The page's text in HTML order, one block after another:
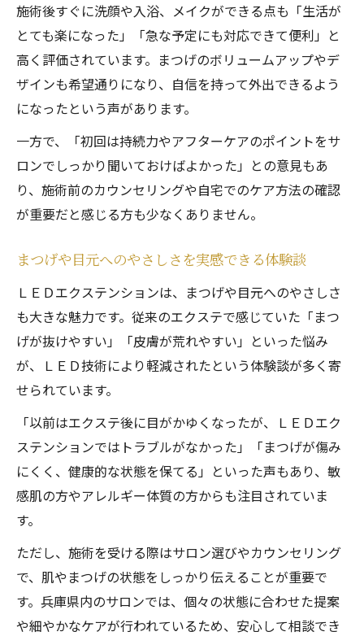
兵庫県の人気サロンで選ばれる理由を解説
ＬＥＤエクステンションの幅広いデザイン
力
アクセス便利なサロンの選び方とポイント
体験
美容サロン選びで知っておきたい基準
施術後すぐに洗顔や入浴、メイクができる点も「生活が
とても楽になった」「急な予定にも対応できて便利」と
高く評価されています。まつげのボリュームアップやデ
ザインも希望通りになり、自信を持って外出できるよう
になったという声があります。
一方で、「初回は持続力やアフターケアのポイントをサ
ロンでしっかり聞いておけばよかった」との意見もあ
り、施術前のカウンセリングや自宅でのケア方法の確認
が重要だと感じる方も少なくありません。
まつげや目元へのやさしさを実感できる体験談
ＬＥＤエクステンションは、まつげや目元へのやさしさ
も大きな魅力です。従来のエクステで感じていた「まつ
げが抜けやすい」「皮膚が荒れやすい」といった悩み
が、ＬＥＤ技術により軽減されたという体験談が多く寄
せられています。
「以前はエクステ後に目がかゆくなったが、ＬＥＤエク
ステンションではトラブルがなかった」「まつげが傷み
にくく、健康的な状態を保てる」といった声もあり、敏
感肌の方やアレルギー体質の方からも注目されていま
す。
ただし、施術を受ける際はサロン選びやカウンセリング
で、肌やまつげの状態をしっかり伝えることが重要で
す。兵庫県内のサロンでは、個々の状態に合わせた提案
や細やかなケアが行われているため、安心して相談でき